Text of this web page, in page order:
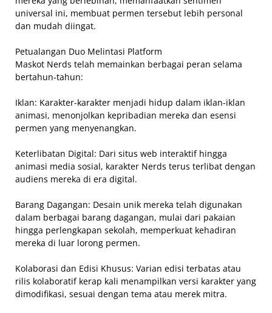
universal ini, membuat permen tersebut lebih personal
dan mudah diingat.
Petualangan Duo Melintasi Platform
Maskot Nerds telah memainkan berbagai peran selama
bertahun-tahun:
Iklan: Karakter-karakter menjadi hidup dalam iklan-iklan
animasi, menonjolkan kepribadian mereka dan esensi
permen yang menyenangkan.
Keterlibatan Digital: Dari situs web interaktif hingga
animasi media sosial, karakter Nerds terus terlibat dengan
audiens mereka di era digital.
Barang Dagangan: Desain unik mereka telah digunakan
dalam berbagai barang dagangan, mulai dari pakaian
hingga perlengkapan sekolah, memperkuat kehadiran
mereka di luar lorong permen.
Kolaborasi dan Edisi Khusus: Varian edisi terbatas atau
rilis kolaboratif kerap kali menampilkan versi karakter yang
dimodifikasi, sesuai dengan tema atau merek mitra.